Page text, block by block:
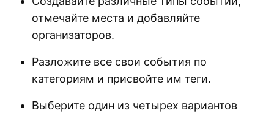
отмечайте места и добавляйте
организаторов.
Разложите все свои события по
категориям и присвойте им теги.
Выберите один из четырех вариантов